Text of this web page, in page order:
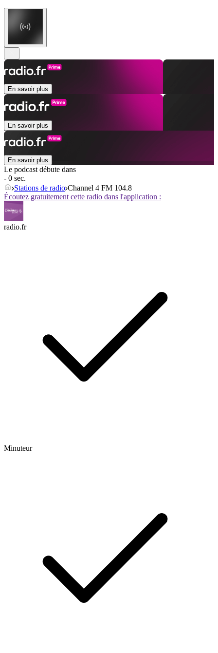
En savoir plus
En savoir plus
En savoir plus
Le podcast débute dans
- 0 sec.
Stations de radio Channel 4 FM 104.8
Écoutez gratuitement cette radio dans l'application :
radio.fr
Minuteur